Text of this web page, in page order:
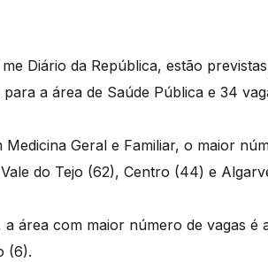
Diário da República, estão
a área de Saúde Pública e 34
Medicina Geral e Familiar, o maior
do Tejo (62), Centro (44) e
área com maior número de vagas é
(6).